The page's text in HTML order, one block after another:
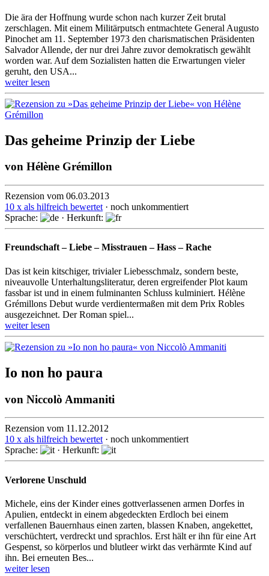
Die ära der Hoffnung wurde schon nach kurzer Zeit brutal
zerschlagen. Mit einem Militärputsch entmachtete General Augusto
Pinochet am 11. September 1973 den cha­ris­ma­ti­schen Präsidenten
Salvador Allende, der nur drei Jahre zuvor demokratisch gewählt
worden war. Auf dem Sozialisten hatten die Erwartungen vieler
geruht, den USA...
weiter lesen
Das geheime Prinzip der Liebe
von Hélène Grémillon
Rezension vom 06.03.2013
10 x als hilfreich bewertet · noch unkommentiert
Sprache:
· Herkunft:
Freundschaft – Liebe – Misstrauen – Hass – Rache
Das ist kein kitschiger, trivialer Liebesschmalz, sondern beste,
niveauvolle Unter­hal­tungs­lite­ra­tur, deren ergreifender Plot kaum
fassbar ist und in einem fulminanten Schluss kulminiert. Hélène
Grémillons Debut wurde ver­dien­ter­maßen mit dem Prix Robles
ausgezeichnet. Der Roman spiel...
weiter lesen
Io non ho paura
von Niccolò Ammaniti
Rezension vom 11.12.2012
10 x als hilfreich bewertet · noch unkommentiert
Sprache:
· Herkunft:
Verlorene Unschuld
Michele, eins der Kinder eines gottverlassenen armen Dorfes in
Apulien, ent­deckt in einem abgedeckten Erdloch bei einem
verfallenen Bauernhaus einen zarten, blassen Knaben, angekettet,
verschüchtert, ver­dreckt und sprachlos. Erst hält er ihn für eine Art
Gespenst, so körperlos und blutleer wirkt das verhärmte Kind auf
ihn. Bei erneuten Bes...
weiter lesen